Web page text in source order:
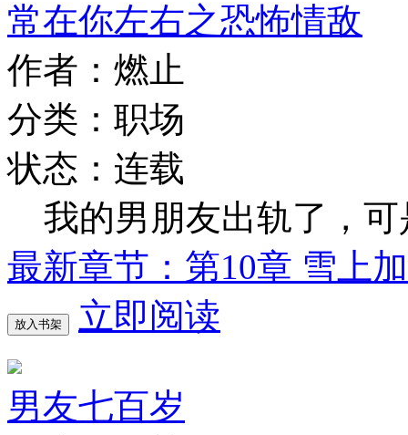
常在你左右之恐怖情敌
作者：燃止
分类：职场
状态：连载
我的男朋友出轨了，
最新章节：第10章 雪上
放入书架 立即阅读
男友七百岁